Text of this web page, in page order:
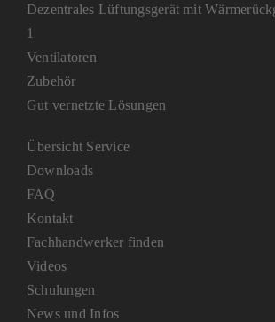
Dezentrales Lüftungsgerät mit
1
Ventilatoren
Zubehör
Gut vernetzte Lösungen
Übersicht Service
Downloads
FAQ
Kontakt
Fachhandwerker finden
Videos
Schulungen
News und Infos